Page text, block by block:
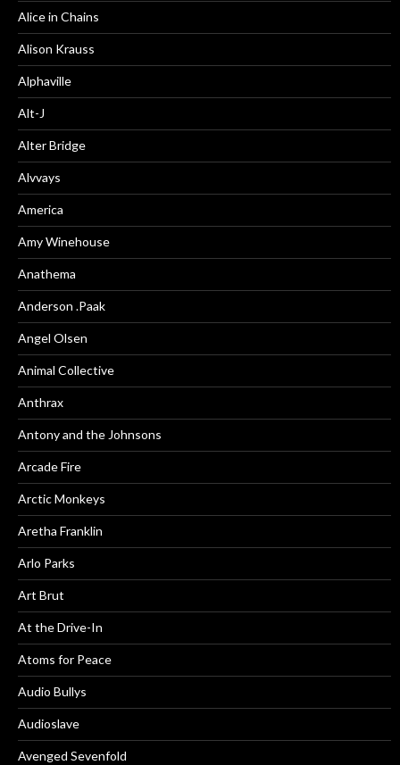
Alice in Chains
Alison Krauss
Alphaville
Alt-J
Alter Bridge
Alvvays
America
Amy Winehouse
Anathema
Anderson .Paak
Angel Olsen
Animal Collective
Anthrax
Antony and the Johnsons
Arcade Fire
Arctic Monkeys
Aretha Franklin
Arlo Parks
Art Brut
At the Drive-In
Atoms for Peace
Audio Bullys
Audioslave
Avenged Sevenfold